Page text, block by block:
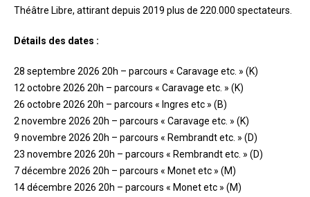
Théâtre Libre, attirant depuis 2019 plus de 220.000 spectateurs.
Détails des dates :
28 septembre 2026 20h – parcours « Caravage etc. » (K)
12 octobre 2026 20h – parcours « Caravage etc. » (K)
26 octobre 2026 20h – parcours « Ingres etc » (B)
2 novembre 2026 20h – parcours « Caravage etc. » (K)
9 novembre 2026 20h – parcours « Rembrandt etc. » (D)
23 novembre 2026 20h – parcours « Rembrandt etc. » (D)
7 décembre 2026 20h – parcours « Monet etc » (M)
14 décembre 2026 20h – parcours « Monet etc » (M)